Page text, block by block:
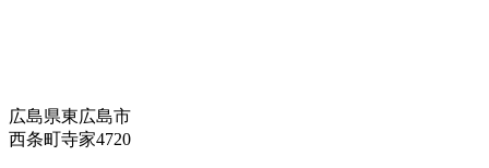
広島県東広島市
西条町寺家4720